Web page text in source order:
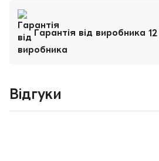
Гарантія від виробника 12
Відгуки